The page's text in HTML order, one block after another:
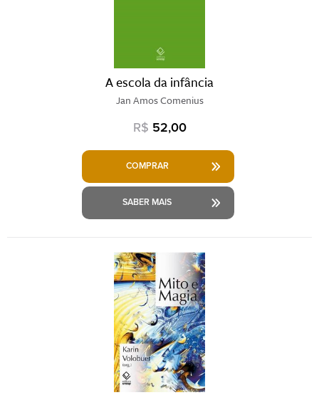
A escola da infância
Jan Amos Comenius
R$ 52,00
COMPRAR
SABER MAIS